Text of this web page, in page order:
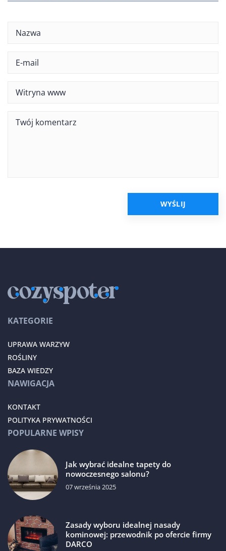
KATEGORIE
UPRAWA WARZYW
ROŚLINY
BAZA WIEDZY
NAWIGACJA
KONTAKT
POLITYKA PRYWATNOŚCI
POPULARNE WPISY
Jak wybrać idealne tapety do
nowoczesnego salonu?
07 września 2025
Zasady wyboru idealnej nasady
kominowej: przewodnik po ofercie firmy
DARCO